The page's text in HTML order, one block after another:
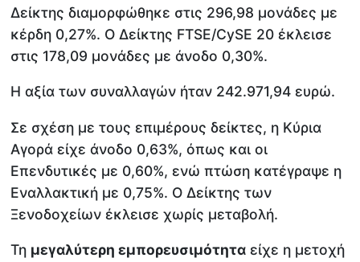
Δείκτης διαμορφώθηκε στις 296,98 μονάδες με
κέρδη 0,27%. Ο Δείκτης FTSE/CySE 20 έκλεισε
στις 178,09 μονάδες με άνοδο 0,30%.
Η αξία των συναλλαγών ήταν 242.971,94 ευρώ.
Σε σχέση με τους επιμέρους δείκτες, η Κύρια
Αγορά είχε άνοδο 0,63%, όπως και οι
Επενδυτικές με 0,60%, ενώ πτώση κατέγραψε η
Εναλλακτική με 0,75%. Ο Δείκτης των
Ξενοδοχείων έκλεισε χωρίς μεταβολή.
Τη μεγαλύτερη εμπορευσιμότητα είχε η μετοχή